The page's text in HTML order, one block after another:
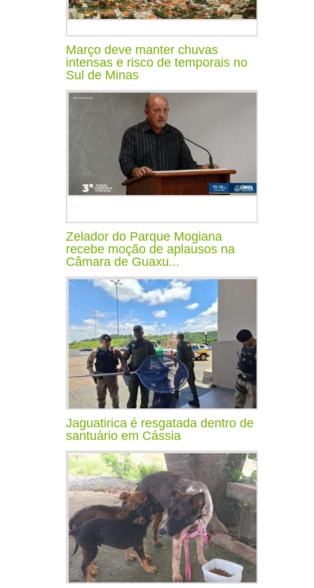
Março deve manter chuvas
intensas e risco de temporais no
Sul de Minas
Zelador do Parque Mogiana
recebe moção de aplausos na
Câmara de Guaxu...
Jaguatirica é resgatada dentro de
santuário em Cássia